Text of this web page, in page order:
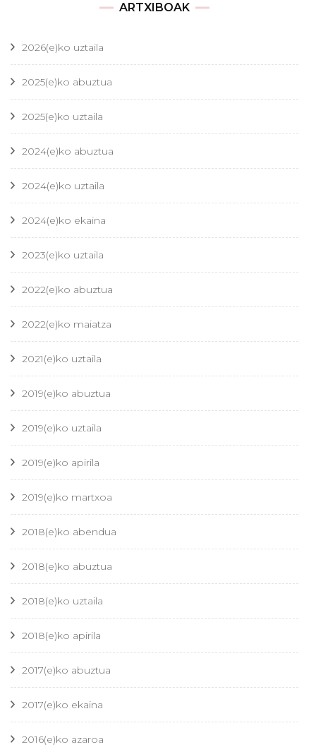
ARTXIBOAK
2026(e)ko uztaila
2025(e)ko abuztua
2025(e)ko uztaila
2024(e)ko abuztua
2024(e)ko uztaila
2024(e)ko ekaina
2023(e)ko uztaila
2022(e)ko abuztua
2022(e)ko maiatza
2021(e)ko uztaila
2019(e)ko abuztua
2019(e)ko uztaila
2019(e)ko apirila
2019(e)ko martxoa
2018(e)ko abendua
2018(e)ko abuztua
2018(e)ko uztaila
2018(e)ko apirila
2017(e)ko abuztua
2017(e)ko ekaina
2016(e)ko azaroa